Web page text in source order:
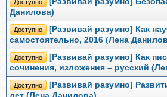
Доступно
Данилова)
Доступно
[Развивай разумно] Как
самостоятельно, 2016 (Лена
Доступно
[Развивай разумно] Как
сочинения, изложения – русский
Доступно
[Развивай разумно]